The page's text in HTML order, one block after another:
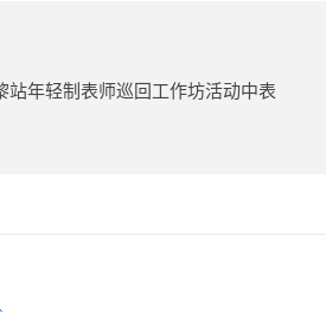
年轻制表师巡回工作坊活动中表